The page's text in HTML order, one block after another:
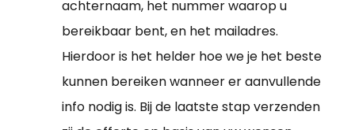
achternaam, het nummer waarop u
bereikbaar bent, en het mailadres.
Hierdoor is het helder hoe we je het beste
kunnen bereiken wanneer er aanvullende
info nodig is. Bij de laatste stap verzenden